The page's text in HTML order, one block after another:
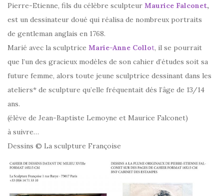
Pierre-Etienne, fils du célèbre sculpteur Maurice Falconet,
est un dessinateur doué qui réalisa de nombreux portraits
de gentleman anglais en 1768.
Marié avec la sculptrice Marie-Anne Collot, il se pourrait
que l’un des gracieux modèles de son cahier d’études soit sa
future femme, alors toute jeune sculptrice dessinant dans les
ateliers* de sculpture qu’elle fréquentait dés l’âge de 13/14
ans.
(élève de Jean-Baptiste Lemoyne et Maurice Falconet)
à suivre…
Dessins © La sculpture Françoise